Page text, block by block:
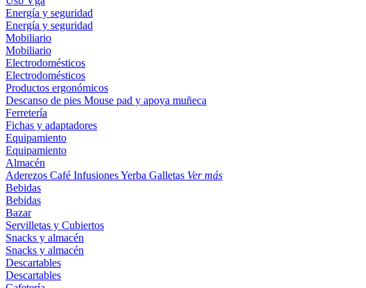
Energía y seguridad
Energía y seguridad
Mobiliario
Mobiliario
Electrodomésticos
Electrodomésticos
Productos ergonómicos
Descanso de pies Mouse pad y apoya muñeca
Ferretería
Fichas y adaptadores
Equipamiento
Equipamiento
Almacén
Aderezos Café InfusionesYerba Galletas Ver más
Bebidas
Bebidas
Bazar
Servilletas y Cubiertos
Snacks y almacén
Snacks y almacén
Descartables
Descartables